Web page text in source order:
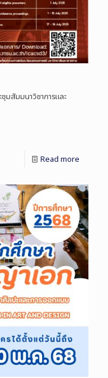
ชุมสัมมนาวิชาการและ
Read more